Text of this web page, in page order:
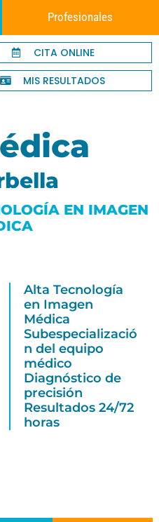
Profesionales
CITA ONLINE
MIS RESULTADOS
EN IMAGEN
Alta Tecnología
en Imagen
Médica
Subespecializació
n del equipo
médico
Diagnóstico de
precisión
Resultados 24/72
horas